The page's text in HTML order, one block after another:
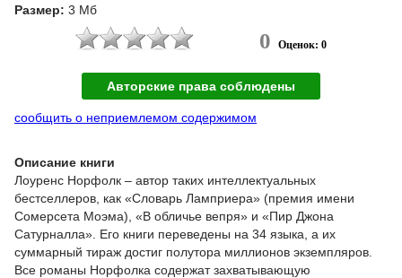
Размер: 3 Мб
0 Оценок: 0
Авторские права соблюдены
сообщить о неприемлемом содержимом
Описание книги
Лоуренс Норфолк – автор таких интеллектуальных
бестселлеров, как «Словарь Ламприера» (премия имени
Сомерсета Моэма), «В обличье вепря» и «Пир Джона
Сатурналла». Его книги переведены на 34 языка, а их
суммарный тираж достиг полутора миллионов экземпляров.
Все романы Норфолка содержат захватывающую